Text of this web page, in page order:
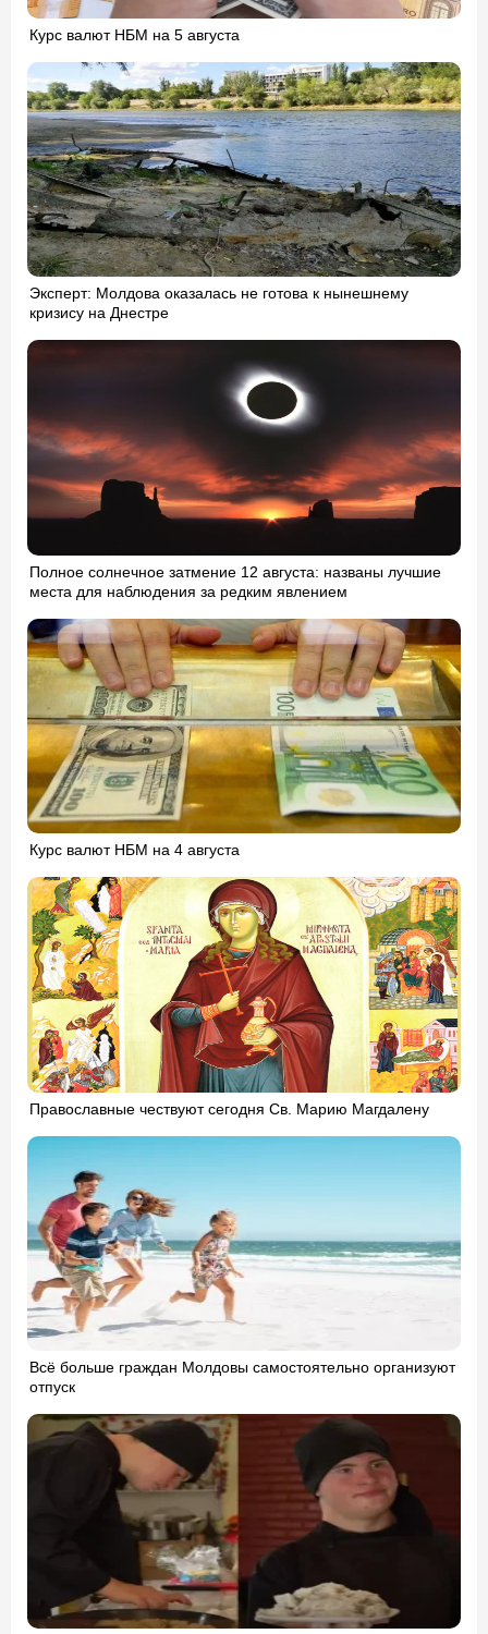
Курс валют НБМ на 5 августа
Эксперт: Молдова оказалась не готова к нынешнему
кризису на Днестре
Полное солнечное затмение 12 августа: названы лучшие
места для наблюдения за редким явлением
Курс валют НБМ на 4 августа
Православные чествуют сегодня Св. Марию Магдалену
Всё больше граждан Молдовы самостоятельно организуют
отпуск